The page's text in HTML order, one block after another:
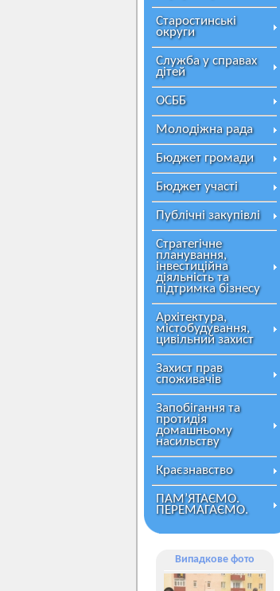
Старостинські
округи
Служба у справах
дітей
ОСББ
Молодіжна рада
Бюджет громади
Бюджет участі
Публічні закупівлі
Стратегічне
планування,
інвестиційна
діяльність та
підтримка бізнесу
Архітектура,
містобудування,
цивільний захист
Захист прав
споживачів
Запобігання та
протидія
домашньому
насильству
Краєзнавство
ПАМ’ЯТАЄМО.
ПЕРЕМАГАЄМО.
Випадкове фото